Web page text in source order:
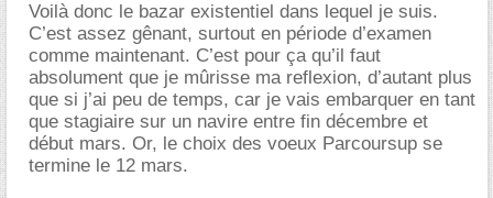
Voilà donc le bazar existentiel dans lequel je suis.
C’est assez gênant, surtout en période d’examen
comme maintenant. C’est pour ça qu’il faut
absolument que je mûrisse ma reflexion, d’autant plus
que si j’ai peu de temps, car je vais embarquer en tant
que stagiaire sur un navire entre fin décembre et
début mars. Or, le choix des voeux Parcoursup se
termine le 12 mars.